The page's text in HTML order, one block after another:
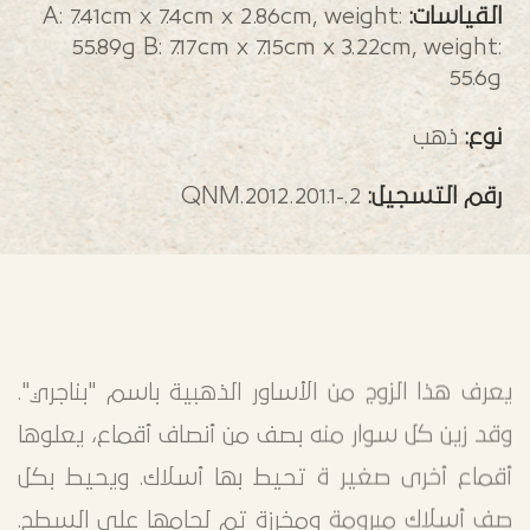
القياسات: A: 7.41cm x 7.4cm x 2.86cm, weight:
55.89g B: 7.17cm x 7.15cm x 3.22cm, weight:
55.6g
نوع:ذهب
رقم التسجيل: QNM.2012.201.1-.2
يعرف هذا الزوج من الأساور الذهبية باسم "بناجري".
وقد زين كل سوار منه بصف من أنصاف أقماع، يعلوها
أقماع أخرى صغير ة تحيط بها أسلاك. ويحيط بكل
صف أسلاك مبرومة ومخرزة تم لحامها على السطح.